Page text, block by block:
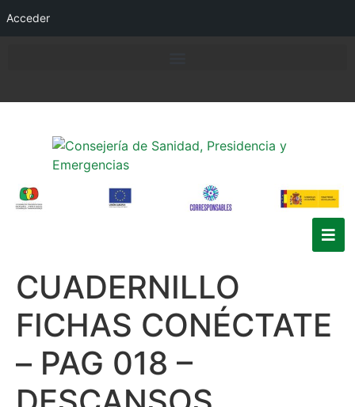
Acceder
CUADERNILLO
FICHAS CONÉCTATE
– PAG 018 –